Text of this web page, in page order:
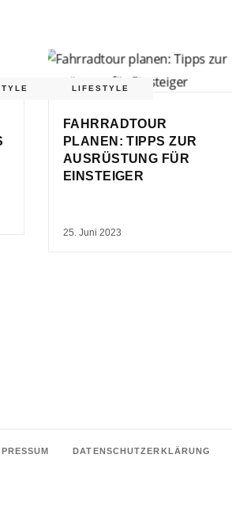
LIFESTYLE
FAHRRADTOUR
PLANEN: TIPPS ZUR
AUSRÜSTUNG FÜR
EINSTEIGER
25. Juni 2023
DATENSCHUTZERKLÄRUNG